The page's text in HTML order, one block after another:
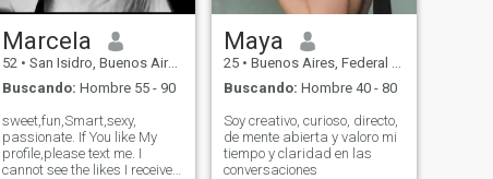
Marcela
52 • San Isidro, Buenos Aires, Argentina
Buscando: Hombre 55 - 90
sweet,fun,Smart,sexy,
passionate. If You like My
profile,please text me. I
cannot see the likes I receive.
Maya
25 • Buenos Aires, Federal District, Argentina
Buscando: Hombre 40 - 80
Soy creativo, curioso, directo,
de mente abierta y valoro mi
tiempo y claridad en las
conversaciones